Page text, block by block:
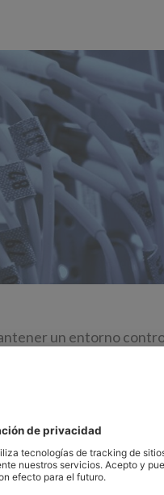
un entorno
de datos que se